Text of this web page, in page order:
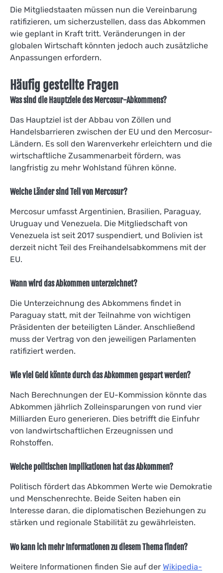
Die Mitgliedstaaten müssen nun die Vereinbarung
ratifizieren, um sicherzustellen, dass das Abkommen
wie geplant in Kraft tritt. Veränderungen in der
globalen Wirtschaft könnten jedoch auch zusätzliche
Anpassungen erfordern.
Häufig gestellte Fragen
Was sind die Hauptziele des Mercosur-Abkommens?
Das Hauptziel ist der Abbau von Zöllen und
Handelsbarrieren zwischen der EU und den Mercosur-
Ländern. Es soll den Warenverkehr erleichtern und die
wirtschaftliche Zusammenarbeit fördern, was
langfristig zu mehr Wohlstand führen könne.
Welche Länder sind Teil von Mercosur?
Mercosur umfasst Argentinien, Brasilien, Paraguay,
Uruguay und Venezuela. Die Mitgliedschaft von
Venezuela ist seit 2017 suspendiert, und Bolivien ist
derzeit nicht Teil des Freihandelsabkommens mit der
EU.
Wann wird das Abkommen unterzeichnet?
Die Unterzeichnung des Abkommens findet in
Paraguay statt, mit der Teilnahme von wichtigen
Präsidenten der beteiligten Länder. Anschließend
muss der Vertrag von den jeweiligen Parlamenten
ratifiziert werden.
Wie viel Geld könnte durch das Abkommen gespart werden?
Nach Berechnungen der EU-Kommission könnte das
Abkommen jährlich Zolleinsparungen von rund vier
Milliarden Euro generieren. Dies betrifft die Einfuhr
von landwirtschaftlichen Erzeugnissen und
Rohstoffen.
Welche politischen Implikationen hat das Abkommen?
Politisch fördert das Abkommen Werte wie Demokratie
und Menschenrechte. Beide Seiten haben ein
Interesse daran, die diplomatischen Beziehungen zu
stärken und regionale Stabilität zu gewährleisten.
Wo kann ich mehr Informationen zu diesem Thema finden?
Weitere Informationen finden Sie auf der Wikipedia-